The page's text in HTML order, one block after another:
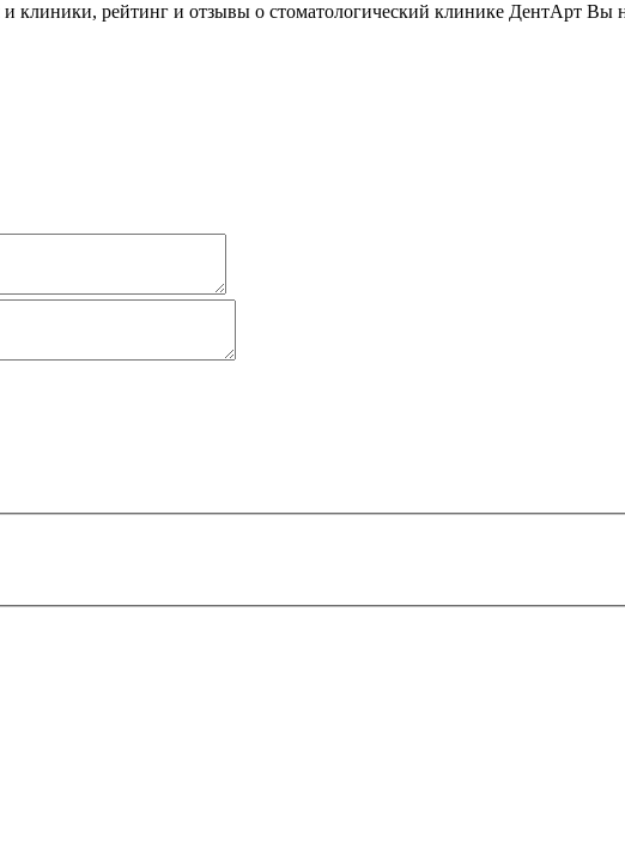
рейтинг и отзывы о стоматологический клинике ДентАрт Вы